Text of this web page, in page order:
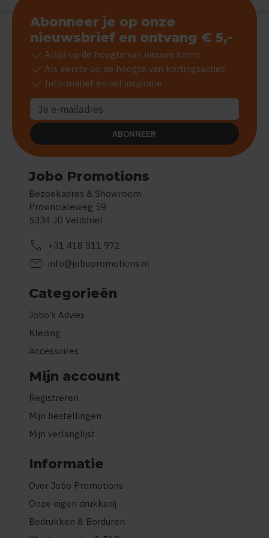
Jobo Promotions
Bezoekadres & Showroom
Provincialeweg 59
5334 JD Velddriel
call +31 418 511 972
mail info@jobopromotions.nl
Categorieën
Jobo's Advies
Kleding
Accessoires
Mijn account
Registreren
Mijn bestellingen
Mijn verlanglijst
Informatie
Over Jobo Promotions
Onze eigen drukkerij
Bedrukken & Borduren
Abonneer je op onze
nieuwsbrief en ontvang € 5,-
check Altijd op de hoogte van nieuwe items
check Als eerste op de hoogte van kortingsacties
check Informatief en vol inspiratie
ABONNEER